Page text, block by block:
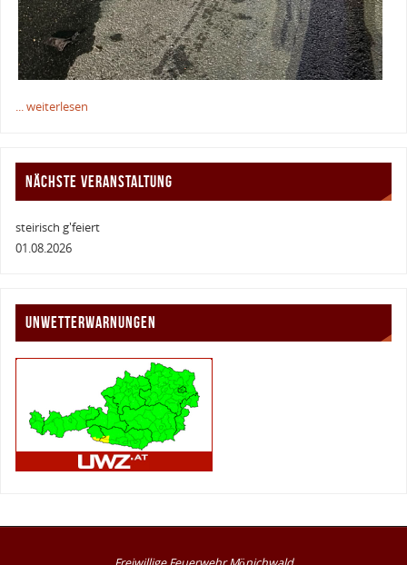
... weiterlesen
NÄCHSTE VERANSTALTUNG
steirisch g'feiert
01.08.2026
UNWETTERWARNUNGEN